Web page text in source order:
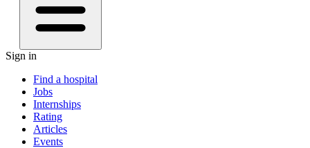
Sign in
Find a hospital
Jobs
Internships
Rating
Articles
Events